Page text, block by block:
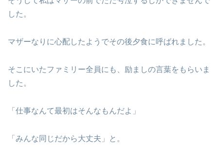
した。
マザーなりに心配したようでその後夕食に呼ばれました。
そこにいたファミリー全員にも、励ましの言葉をもらいま
した。
「仕事なんて最初はそんなもんだよ」
「みんな同じだから大丈夫」と。